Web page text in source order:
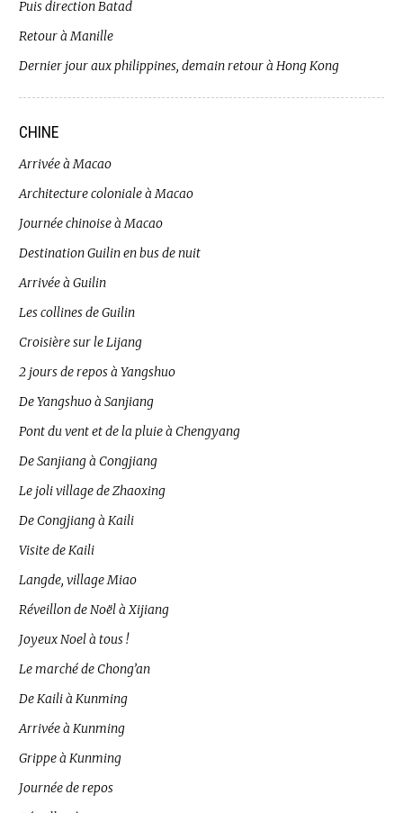
Puis direction Batad
Retour à Manille
Dernier jour aux philippines, demain retour à Hong Kong
CHINE
Arrivée à Macao
Architecture coloniale à Macao
Journée chinoise à Macao
Destination Guilin en bus de nuit
Arrivée à Guilin
Les collines de Guilin
Croisière sur le Lijang
2 jours de repos à Yangshuo
De Yangshuo à Sanjiang
Pont du vent et de la pluie à Chengyang
De Sanjiang à Congjiang
Le joli village de Zhaoxing
De Congjiang à Kaili
Visite de Kaili
Langde, village Miao
Réveillon de Noël à Xijiang
Joyeux Noel à tous !
Le marché de Chong’an
De Kaili à Kunming
Arrivée à Kunming
Grippe à Kunming
Journée de repos